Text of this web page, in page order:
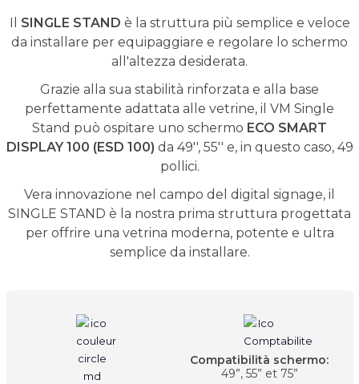
Il SINGLE STAND è la struttura più semplice e veloce
da installare per equipaggiare e regolare lo schermo
all'altezza desiderata.
Grazie alla sua stabilità rinforzata e alla base
perfettamente adattata alle vetrine, il VM Single
Stand può ospitare uno schermo ECO SMART
DISPLAY 100 (ESD 100) da 49'', 55'' e, in questo caso, 49
pollici.
Vera innovazione nel campo del digital signage, il
SINGLE STAND è la nostra prima struttura progettata
per offrire una vetrina moderna, potente e ultra
semplice da installare.
Compatibilità schermo:
49”, 55” et 75”